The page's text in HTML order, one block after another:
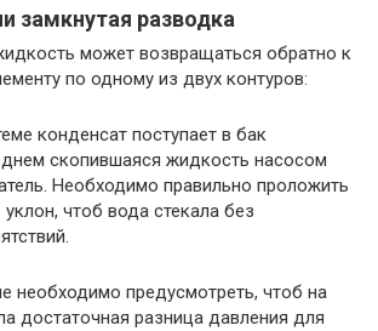
замкнутая разводка
может возвращаться обратно к
по одному из двух контуров:
конденсат поступает в бак
скопившаяся жидкость насосом
Необходимо правильно проложить
чтоб вода стекала без
необходимо предусмотреть, чтоб на
достаточная разница давления для